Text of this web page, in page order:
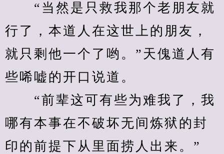
“当然是只救我那个老朋友就
行了，本道人在这世上的朋友，
就只剩他一个了哟。”天傀道人有
些唏嘘的开口说道。
“前辈这可有些为难我了，我
哪有本事在不破坏无间炼狱的封
印的前提下从里面捞人出来。”